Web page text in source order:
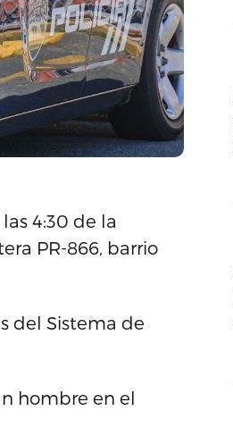
4:30 de la
PR-866, barrio
del Sistema de
hombre en el